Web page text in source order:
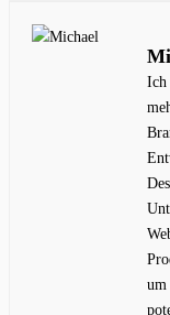
Ich
um